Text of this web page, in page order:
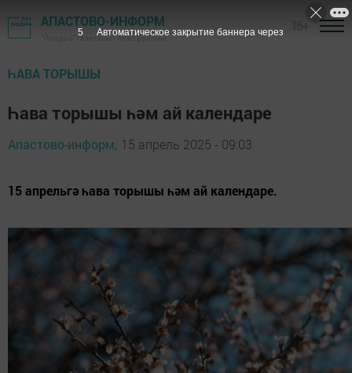
АПАСТОВО-ИНФОРМ
"Йолдыз" газетасы - Апас районы
ҺАВА ТОРЫШЫ
Һава торышы һәм ай календаре
Апастово-информ, 15 апрель 2025 - 09:03
15 апрельгә һава торышы һәм ай календаре.
3 Автоматическое закрытие баннера через